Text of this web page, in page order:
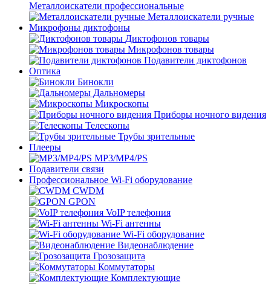
Металлоискатели профессиональные
Металлоискатели ручные
Микрофоны диктофоны
Диктофонов товары
Микрофонов товары
Подавители диктофонов
Оптика
Бинокли
Дальномеры
Микроскопы
Приборы ночного видения
Телескопы
Трубы зрительные
Плееры
MP3/MP4/PS
Подавители связи
Профессиональное Wi-Fi оборудование
CWDM
GPON
VoIP телефония
Wi-Fi антенны
Wi-Fi оборудование
Видеонаблюдение
Грозозащита
Коммутаторы
Комплектующие